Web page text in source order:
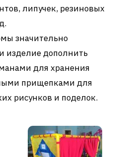
липучек, резиновых
значительно
изделие дополнить
для хранения
прищепками для
рисунков и поделок.